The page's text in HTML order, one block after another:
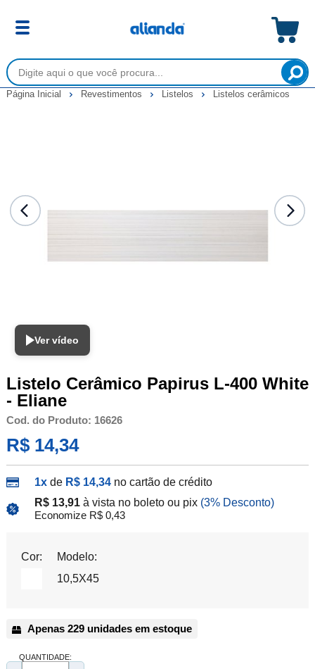
Página Inicial Revestimentos Listelos Listelos cerâmicos
Ver vídeo
Listelo Cerâmico Papirus L-400 White
- Eliane
Cod. do Produto: 16626
R$ 14,34
1xde R$ 14,34 no cartão de crédito
R$ 13,91 à vista no boleto ou pix (3% Desconto)
Economize R$ 0,43
Cor:
Modelo:
10,5X45
Apenas 229 unidades em estoque
QUANTIDADE: